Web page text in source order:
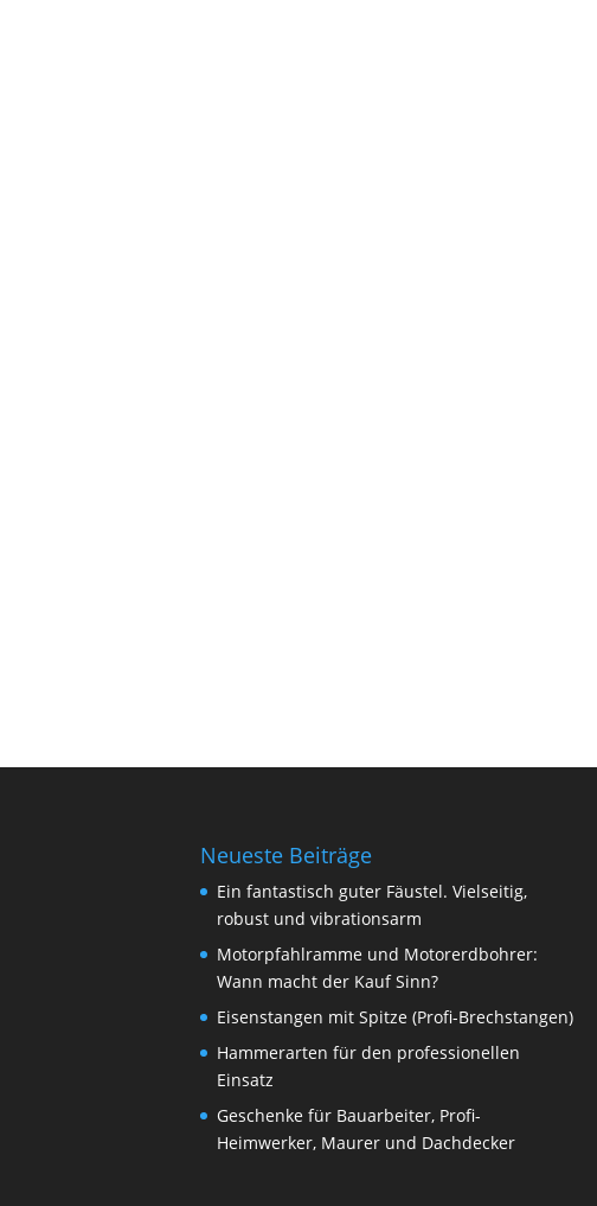
Neueste Beiträge
Ein fantastisch guter Fäustel. Vielseitig,
robust und vibrationsarm
Motorpfahlramme und Motorerdbohrer:
Wann macht der Kauf Sinn?
Eisenstangen mit Spitze (Profi-Brechstangen)
Hammerarten für den professionellen
Einsatz
Geschenke für Bauarbeiter, Profi-
Heimwerker, Maurer und Dachdecker